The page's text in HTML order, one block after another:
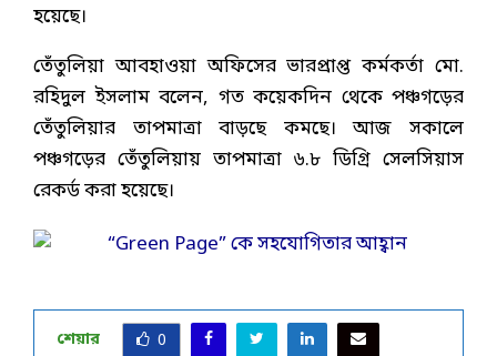
হয়েছে।
তেঁতুলিয়া আবহাওয়া অফিসের ভারপ্রাপ্ত কর্মকর্তা মো.
রহিদুল ইসলাম বলেন, গত কয়েকদিন থেকে পঞ্চগড়ের
তেঁতুলিয়ার তাপমাত্রা বাড়ছে কমছে। আজ সকালে
পঞ্চগড়ের তেঁতুলিয়ায় তাপমাত্রা ৬.৮ ডিগ্রি সেলসিয়াস
রেকর্ড করা হয়েছে।
শেয়ার 0